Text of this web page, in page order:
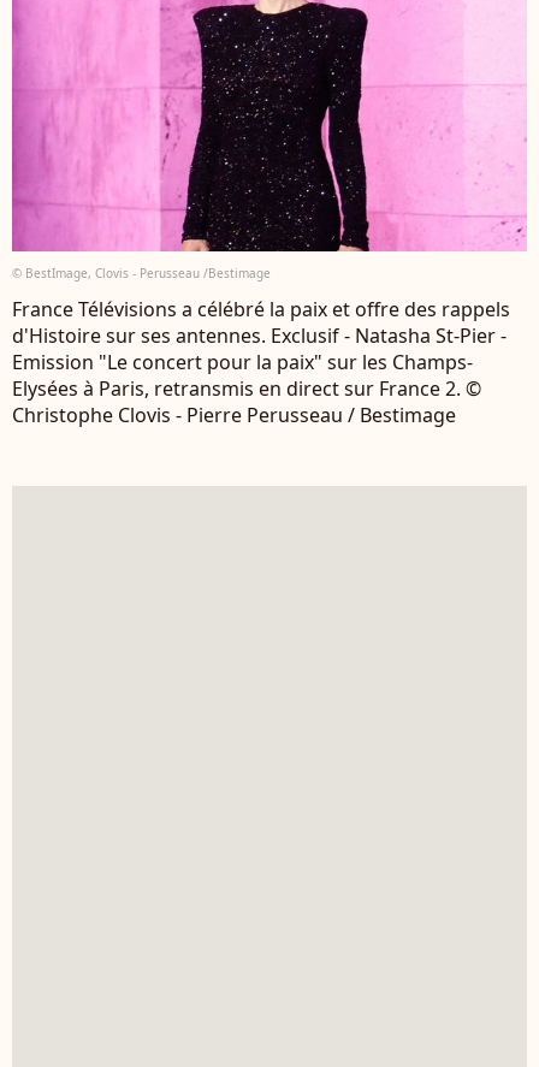
© BestImage, Clovis - Perusseau /Bestimage
France Télévisions a célébré la paix et offre des rappels
d'Histoire sur ses antennes. Exclusif - Natasha St-Pier -
Emission "Le concert pour la paix" sur les Champs-
Elysées à Paris, retransmis en direct sur France 2. ©
Christophe Clovis - Pierre Perusseau / Bestimage